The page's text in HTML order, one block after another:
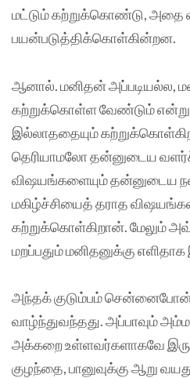
மட்டும் கற்றுக்கொண்டு, அதை
பயன்படுத்திக்கொள்கின்றன.
ஆனால். மனிதன் அப்படியல்ல,
கற்றுக்கொள்ள வேண்டும்
இல்லாததையும்
தெரியாமலோ தன்னுடைய
விஷயங்களையும் தன்னுடைய
மகிழ்ச்சியைத் தராத
கற்றுக்கொள்கிறான். மேலும்
மறப்பதும் மனிதனுக்கு
அந்தக் குடும்பம்
வாழ்ந்துவந்தது. அப்பாவும்
அக்கறை உள்ளவர்களாகவே
குழந்தை, பானுவுக்கு ஆறு